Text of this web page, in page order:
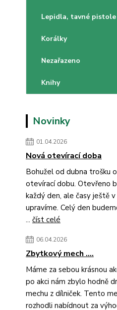
Lepidla, tavné pistole
Korálky
Nezařazeno
Knihy
Novinky
01.04.2026
Nová otevírací doba
Bohužel od dubna trošku
otevírací dobu. Otevřeno
každý den, ale časy ještě
upravíme. Celý den
... číst celé
06.04.2026
Zbytkový mech ....
Máme za sebou krásnou
po akci nám zbylo hodně
mechu z dílniček. Tento
rozhodli nabídnout za